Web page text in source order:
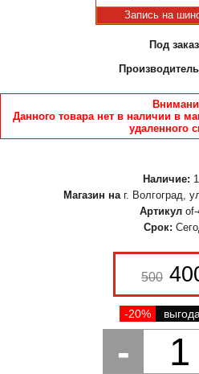
Запись на
Под
Данного товара нет в наличии в
удаленного
Наличие:
Магазин на г. Волгоград,
Артикул
Срок:
500
-20%
- 1